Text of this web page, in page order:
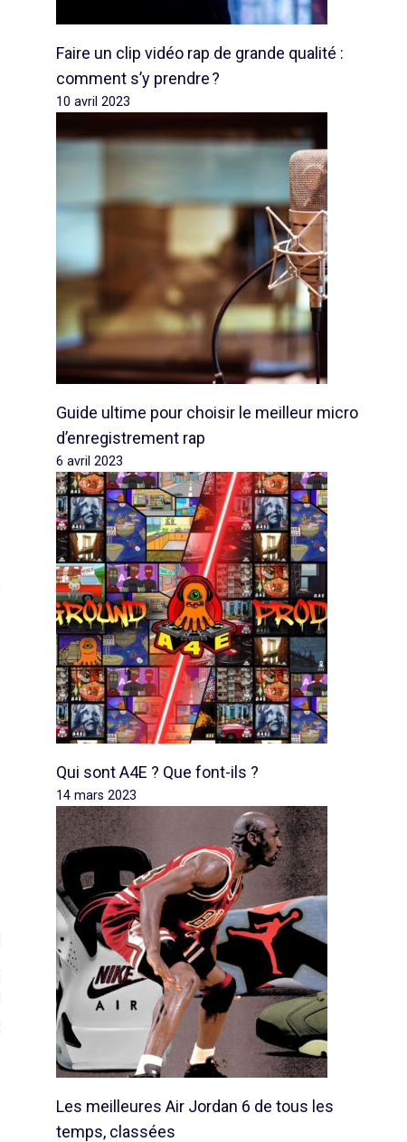
Faire un clip vidéo rap de grande qualité :
comment s’y prendre ?
10 avril 2023
Guide ultime pour choisir le meilleur micro
d’enregistrement rap
6 avril 2023
Qui sont A4E ? Que font-ils ?
14 mars 2023
Les meilleures Air Jordan 6 de tous les
temps, classées